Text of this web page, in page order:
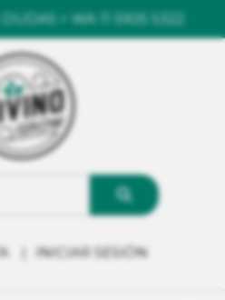
> WA 11 5925 5322
INICIAR SESIÓN